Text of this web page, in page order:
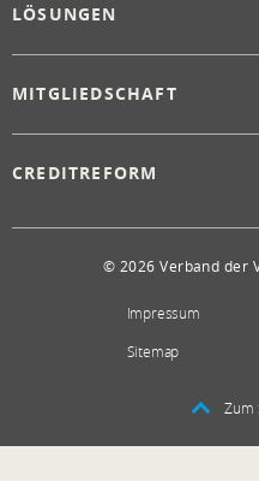
LÖSUNGEN
MITGLIEDSCHAFT
CREDITREFORM
© 2026 Verband der
Impressum
Sitemap
Zum